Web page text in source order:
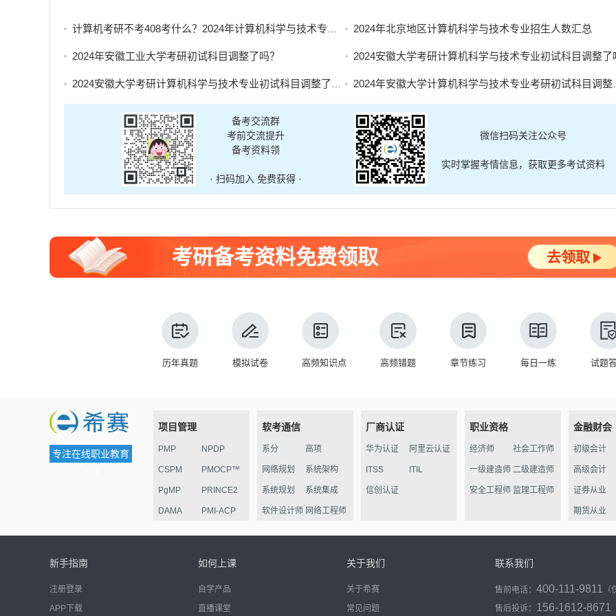
计算机考研不考408考什么？2024年计算机科学与技术专业自命题考试科目汇总 2024年北京地区计算机科学与技术专业招生人数汇总
2024年安徽工业大学考研初试科目调整了吗？ 2024安徽大学考研计算机科学与技术专业初试科目调整了
2024安徽大学考研计算机科学与技术专业初试科目调整了吗？ 2024年安徽大学计算机科学与技术专业考研初试科目调整了吗？
备考交流群
考前交流提升
备考资料领
· 扫码加入 免费获得 ·
微信扫码关注公众号
实时掌握考情信息，获取更多考试资料
考研备考资料免费领取 去领取
历年真题 模拟试卷 高频知识点 高频错题 章节练习 每日一练 试题
专注在线职业教育
项目管理
PMP NPDP
CSPM PMOCP™
PgMP PRINCE2
DAMA PMI-ACP
软考通信
系分 高项
网络规划 系统架构
系统规划 系统集成
软件设计师 网络工程师
厂商认证
华为认证 阿里云认证
ITSS ITIL
信创认证
职业资格
经济师 社会工作师
一级建造师 二级建造师
安全工程师 监理工程师
金融财会
初级会计
高级会计
证券从业
期货从业
新手指南
注册登录
APP下载
如何上课
自学产品
直播课堂
关于我们
关于希赛
常见问题
联系我们
售前电话： 400-111-9811
售后投诉： 156-1612-8671